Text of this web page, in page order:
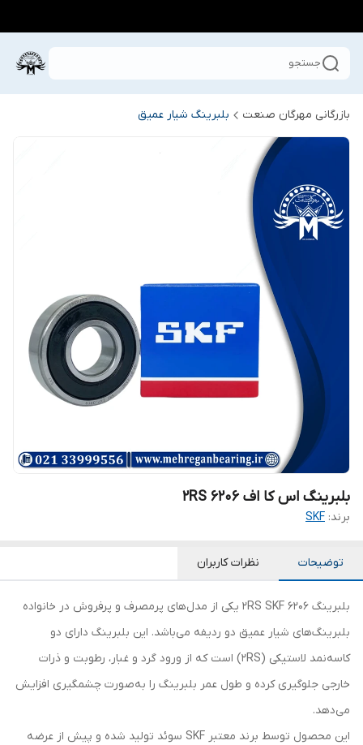
جستجو
بازرگانی مهرگان صنعت بلبرینگ شیار عمیق
بلبرینگ اس کا اف 6206 2RS
برند: SKF
توضیحات نظرات کاربران
بلبرینگ 6206 2RS SKF یکی از مدل‌های پرمصرف و پرفروش در خانواده
بلبرینگ‌های شیار عمیق دو ردیفه می‌باشد. این بلبرینگ دارای دو
کاسه‌نمد لاستیکی (2RS) است که از ورود گرد و غبار، رطوبت و ذرات
خارجی جلوگیری کرده و طول عمر بلبرینگ را به‌صورت چشمگیری افزایش
می‌دهد.
این محصول توسط برند معتبر SKF سوئد تولید شده و پیش از عرضه